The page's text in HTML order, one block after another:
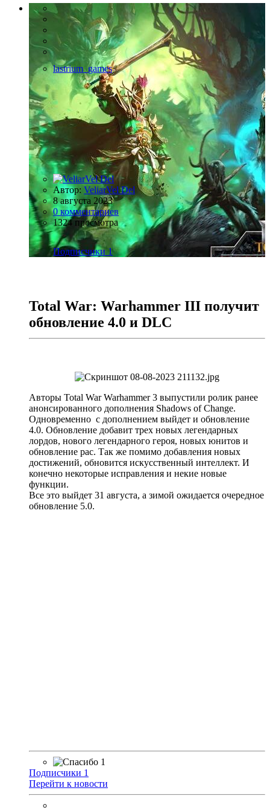
lastrium_games
Автор: VeliarVel Del
8 августа 2023
0 комментариев
1324 просмотра
Подписчики 1
Total War: Warhammer III получит
обновление 4.0 и DLC
Авторы Total War Warhammer 3 выпустили ролик ранее
анонсированного дополнения Shadows of Change.
Одновременно с дополнением выйдет и обновление
4.0. Обновление добавит трех новых легендарных
лордов, нового легендарного героя, новых юнитов и
обновление рас. Так же помимо добавления новых
достижений, обновится искусственный интеллект. И
конечно некоторые исправления и некие новые
функции.
Все это выйдет 31 августа, а зимой ожидается очередное
обновление 5.0.
1
Подписчики 1
Перейти к новости